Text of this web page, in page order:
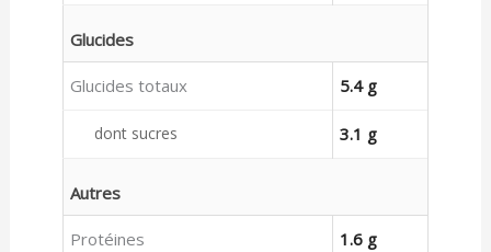
Glucides
Glucides totaux 5.4 g
dont sucres 3.1 g
Autres
Protéines 1.6 g